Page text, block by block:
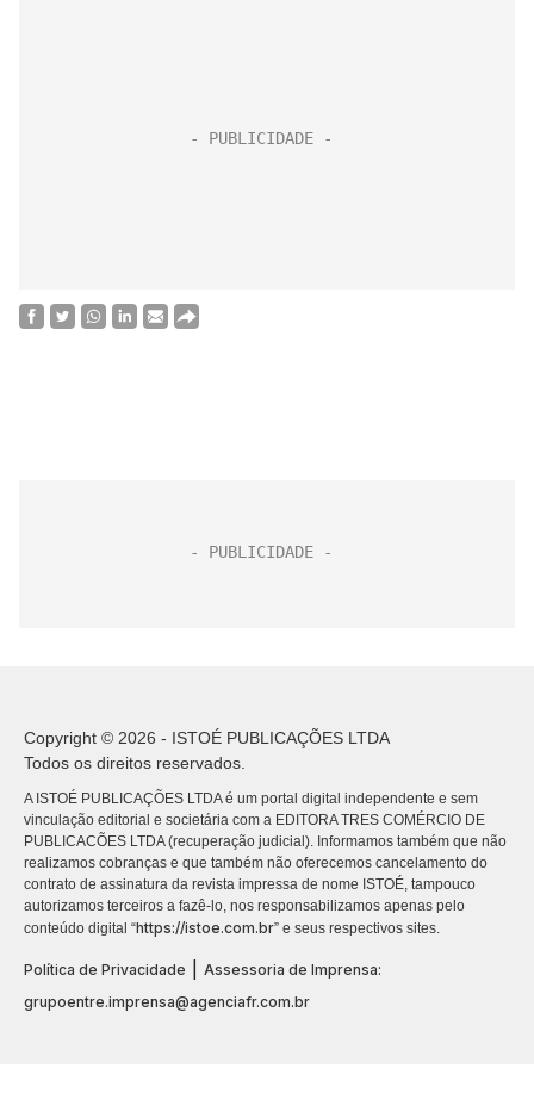
Copyright © 2026 - ISTOÉ PUBLICAÇÕES LTDA
Todos os direitos reservados.
A ISTOÉ PUBLICAÇÕES LTDA é um portal digital independente e sem
vinculação editorial e societária com a EDITORA TRES COMÉRCIO DE
PUBLICACÕES LTDA (recuperação judicial). Informamos também que não
realizamos cobranças e que também não oferecemos cancelamento do
contrato de assinatura da revista impressa de nome ISTOÉ, tampouco
autorizamos terceiros a fazê-lo, nos responsabilizamos apenas pelo
conteúdo digital “https://istoe.com.br” e seus respectivos sites.
Política de Privacidade
Assessoria de Imprensa:
grupoentre.imprensa@agenciafr.com.br